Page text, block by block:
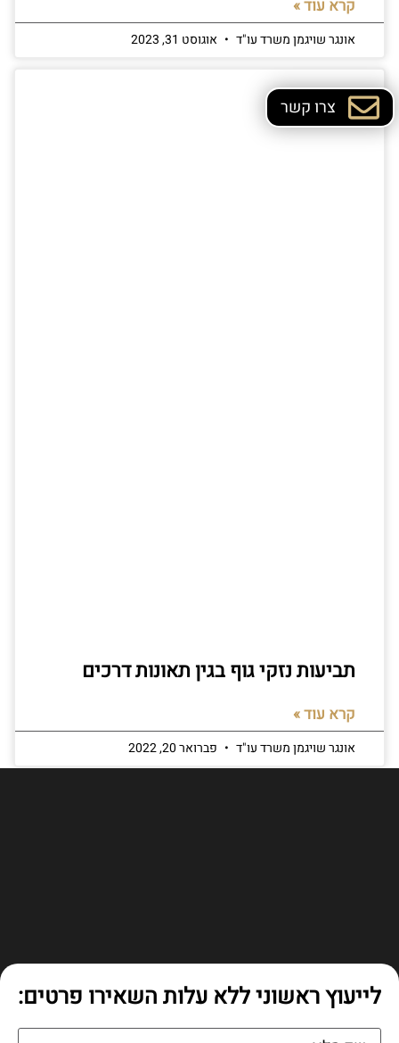
קרא עוד »
אונגר שויגמן משרד עו"ד אוגוסט 31, 2023
תביעות נזקי גוף בגין תאונות דרכים
קרא עוד »
אונגר שויגמן משרד עו"ד פברואר 20, 2022
לייעוץ ראשוני ללא עלות השאירו פרטים:
צרו קשר